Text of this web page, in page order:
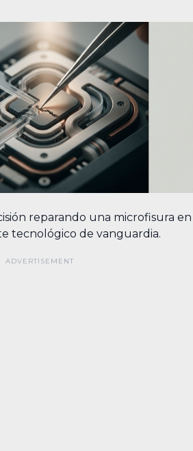
reparando una microfisura en
tecnológico de vanguardia.